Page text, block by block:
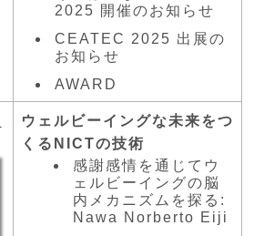
2025 開催のお知らせ
CEATEC 2025 出展の
お知らせ
AWARD
ウェルビーイングな未来をつ
くるNICTの技術
感謝感情を通じてウ
ェルビーイングの脳
内メカニズムを探る:
Nawa Norberto Eiji